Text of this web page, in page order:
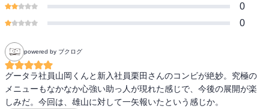
0
0
powered by ブクログ
グータラ社員山岡くんと新入社員栗田さんのコンビが絶妙。究極の
メニューもなかなか心強い助っ人が現れた感じで、今後の展開が楽
しみだ。今回は、雄山に対して一矢報いたという感じか。